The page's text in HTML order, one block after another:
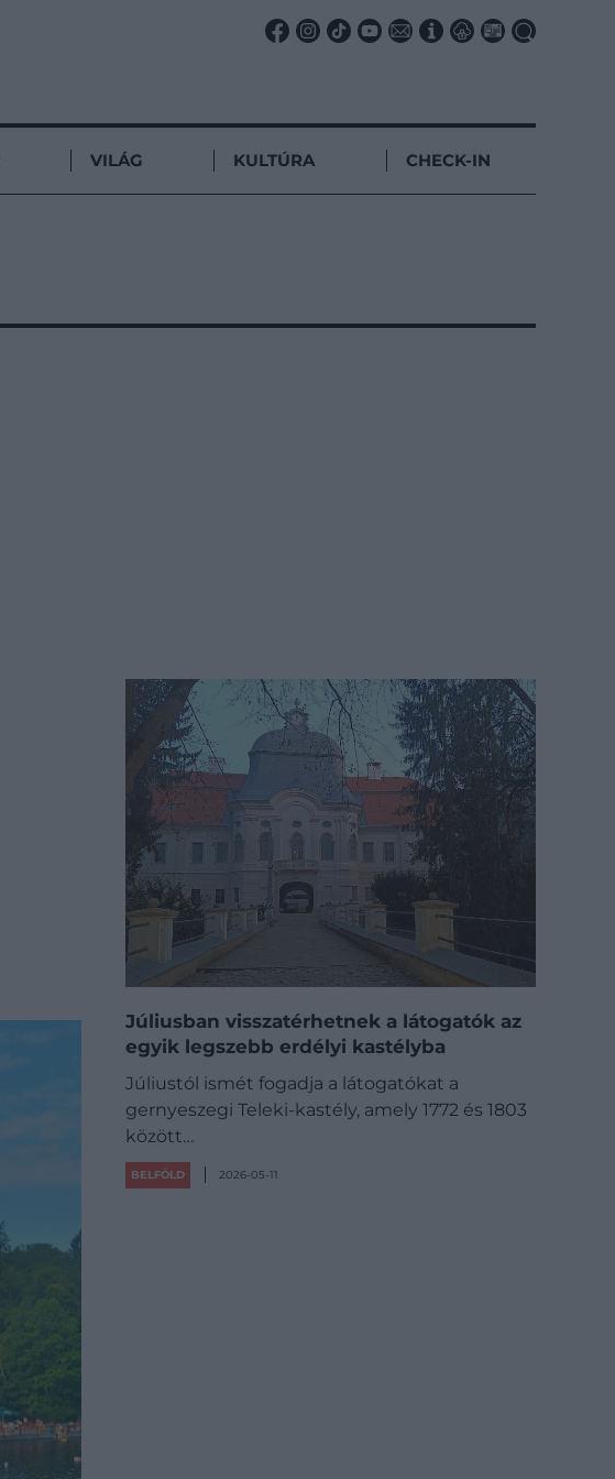
VILÁG KULTÚRA CHECK-IN
Júliusban visszatérhetnek a látogatók az
egyik legszebb erdélyi kastélyba
Júliustól ismét fogadja a látogatókat a
gernyeszegi Teleki-kastély, amely 1772 és 1803
között…
BELFÖLD 2026-05-11